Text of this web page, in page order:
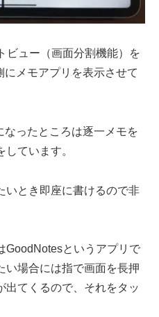
ビュー（画面分割機能）を
メモアプリを表示させて
ったところは逐一メモを
ています。
いとき即座に書けるので非
GoodNotesというアプリで
い場合には指で画面を長押
出てくるので、それをタッ